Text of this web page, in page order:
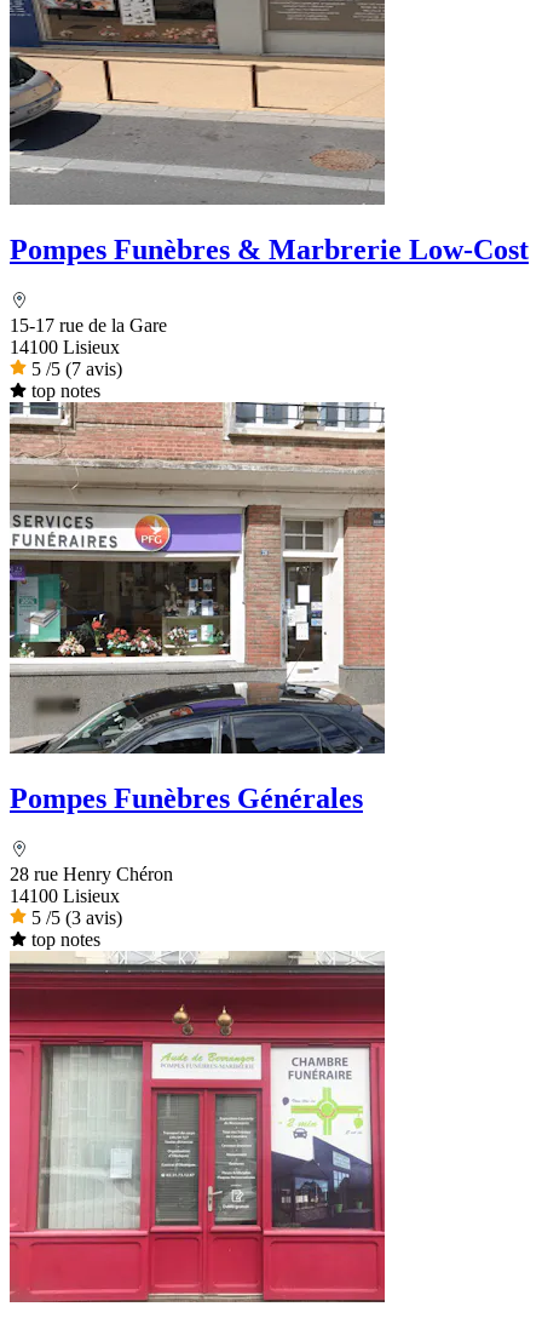
Pompes Funèbres & Marbrerie Low-Cost
15-17 rue de la Gare
14100 Lisieux
5 /5 (7 avis)
top notes
Pompes Funèbres Générales
28 rue Henry Chéron
14100 Lisieux
5 /5 (3 avis)
top notes